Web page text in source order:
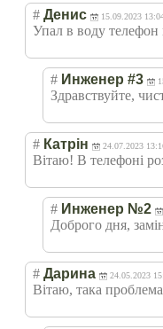
# Денис 15.09.2023
Упал в воду телефон
# Инженер #3
Здравствуйте,
# Катрін 24.07.2023
Вітаю! В телефоні
# Инженер №2
Доброго дня,
# Дарина 24.05.2023
Вітаю, така